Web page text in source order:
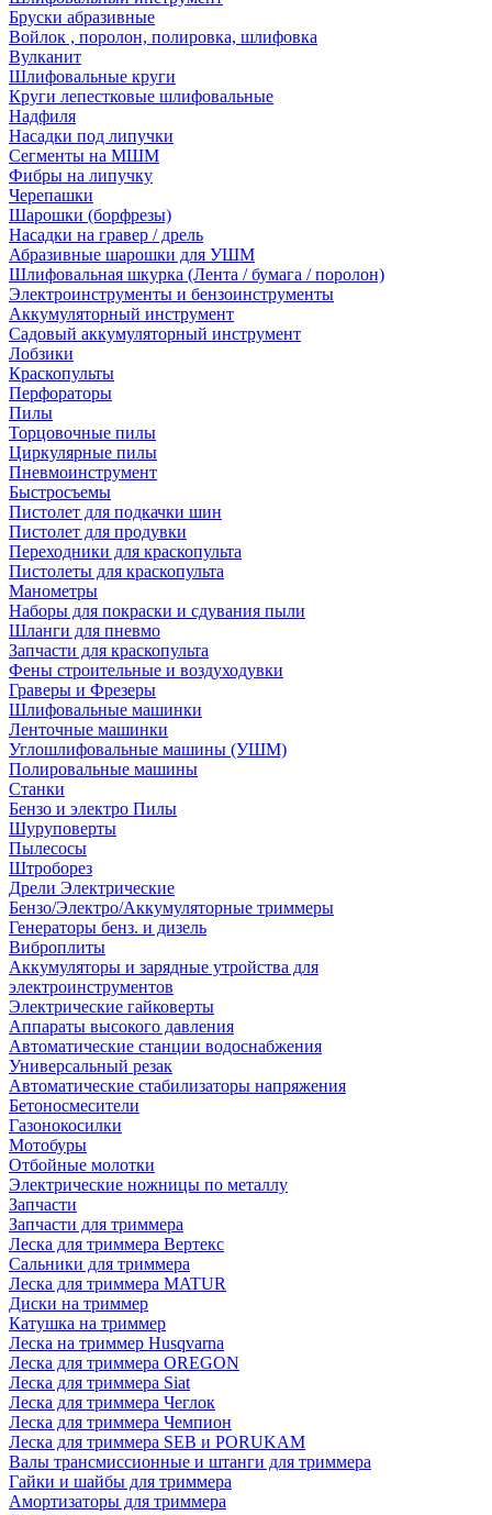
Бруски абразивные
Войлок , поролон, полировка, шлифовка
Вулканит
Шлифовальные круги
Круги лепестковые шлифовальные
Надфиля
Насадки под липучки
Сегменты на МШМ
Фибры на липучку
Черепашки
Шарошки (борфрезы)
Насадки на гравер / дрель
Абразивные шарошки для УШМ
Шлифовальная шкурка (Лента / бумага / поролон)
Электроинструменты и бензоинструменты
Аккумуляторный инструмент
Садовый аккумуляторный инструмент
Лобзики
Краскопульты
Перфораторы
Пилы
Торцовочные пилы
Циркулярные пилы
Пневмоинструмент
Быстросъемы
Пистолет для подкачки шин
Пистолет для продувки
Переходники для краскопульта
Пистолеты для краскопульта
Манометры
Наборы для покраски и сдувания пыли
Шланги для пневмо
Запчасти для краскопульта
Фены строительные и воздуходувки
Граверы и Фрезеры
Шлифовальные машинки
Ленточные машинки
Углошлифовальные машины (УШМ)
Полировальные машины
Станки
Бензо и электро Пилы
Шуруповерты
Пылесосы
Штроборез
Дрели Электрические
Бензо/Электро/Аккумуляторные триммеры
Генераторы бенз. и дизель
Виброплиты
Аккумуляторы и зарядные утройства для
электроинструментов
Электрические гайковерты
Аппараты высокого давления
Автоматические станции водоснабжения
Универсальный резак
Автоматические стабилизаторы напряжения
Бетоносмесители
Газонокосилки
Мотобуры
Отбойные молотки
Электрические ножницы по металлу
Запчасти
Запчасти для триммера
Леска для триммера Вертекс
Сальники для триммера
Леска для триммера MATUR
Диски на триммер
Катушка на триммер
Леска на триммер Husqvarna
Леска для триммера OREGON
Леска для триммера Siat
Леска для триммера Чеглок
Леска для триммера Чемпион
Леска для триммера SEB и PORUKAM
Валы трансмиссионные и штанги для триммера
Гайки и шайбы для триммера
Амортизаторы для триммера